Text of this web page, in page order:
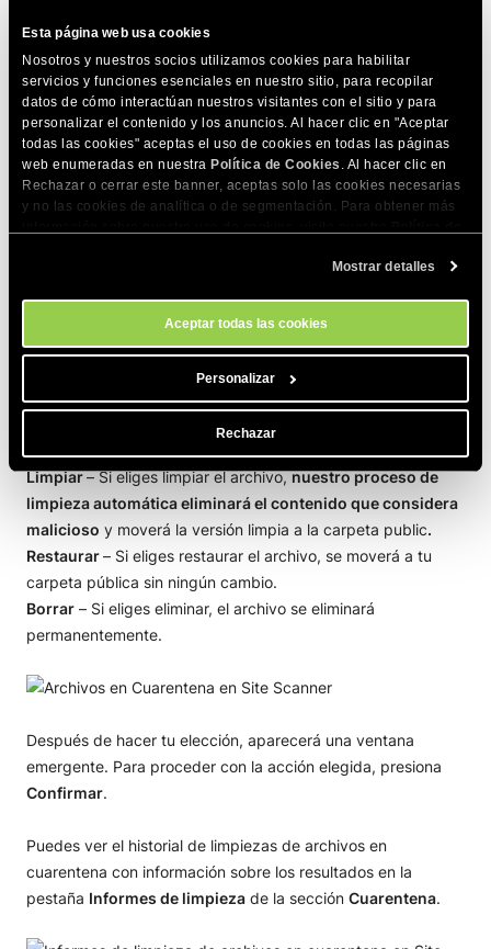
Esta página web usa cookies
Nosotros y nuestros socios utilizamos cookies para habilitar
servicios y funciones esenciales en nuestro sitio, para recopilar
datos de cómo interactúan nuestros visitantes con el sitio y para
personalizar el contenido y los anuncios. Al hacer clic en "Aceptar
todas las cookies" aceptas el uso de cookies en todas las páginas
web enumeradas en nuestra Política de Cookies . Al hacer clic en
Rechazar o cerrar este banner, aceptas solo las cookies necesarias
y no las cookies de analítica o de segmentación. Para obtener más
momento a través de la herramienta Configuración de Cookies de
Mostrar detalles
Aceptar todas las cookies
Personalizar
Rechazar
La protección de cuarentena es
desactivada por defecto.Puedesactivarla o desactivarla
en cualquier momento cambiando el botón deslizante.
Si está deshabilitado, todos los archivos nuevos se cargarán
directamente. Ten en cuenta que si están infectados,
seguirán siendodetectados por análisis futuros.
Si la cuarentena está habilitada,un archivo infectado no se
, sino que se colocará en
Archivos en cuarentenaen la sección
Administrar archivos en cuarentena.
Para cada archivo en cuarentena, puedes realizar varias
acciones, que puedes seleccionar desde su menú
Limpiar– Si eliges limpiar el archivo,nuestro proceso de
limpieza automática eliminará el contenido que considera
malicioso y moverá la versión limpia a la carpeta public.
Restaurar– Si eliges restaurar el archivo, se moverá a tu
carpeta pública sin ningún cambio.
Borrar – Si eliges eliminar, el archivo se eliminará
permanentemente.
Después de hacer tu elección, aparecerá una ventana
emergente. Para proceder con la acción elegida, presiona
Confirmar.
Puedes ver el historial de limpiezas de archivos en
cuarentena con información sobre los resultados en la
pestaña Informes de limpieza de la sección Cuarentena.